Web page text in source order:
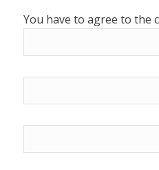
You have to agree to the